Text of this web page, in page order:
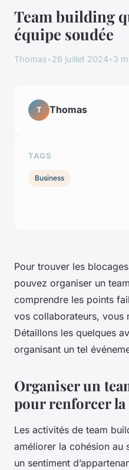
Team building
équipe soudée
Thomas•26 juillet 2024•3
Pour trouver les
pouvez organiser un
comprendre les points
vos collaborateurs, vous
Détaillons les quelques
organisant un tel
Organiser un
pour renforcer la
Les activités de team
améliorer la cohésion au
un sentiment
T Thomas
TAGS
Business